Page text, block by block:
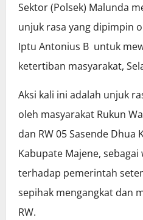
Sektor (Polsek) Malunda
unjuk rasa yang dipimpin
Iptu Antonius B untuk
ketertiban masyarakat,
Aksi kali ini adalah unjuk
oleh masyarakat Rukun
dan RW 05 Sasende Dhua
Kabupate Majene,
terhadap pemerintah
sepihak mengangkat dan
RW.